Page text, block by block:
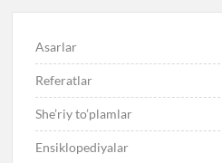
Asarlar
Referatlar
She’riy to’plamlar
Ensiklopediyalar